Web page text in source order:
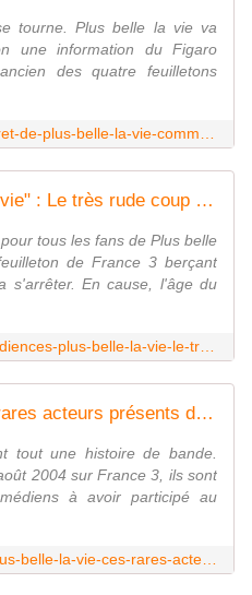
tourne. Plus belle la vie va
une information du Figaro
des quatre feuilletons
Audiences "Plus belle la vie" : Le très rude coup du confinement
tous les fans de Plus belle
de France 3 berçant
s'arrêter. En cause, l'âge du
"Plus belle la vie" : Ces rares acteurs présents dans le feuilleton depuis son lancement en 2004
tout une histoire de bande.
2004 sur France 3, ils sont
à avoir participé au